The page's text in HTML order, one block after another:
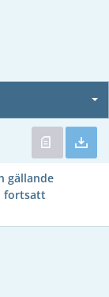
gällande
fortsatt